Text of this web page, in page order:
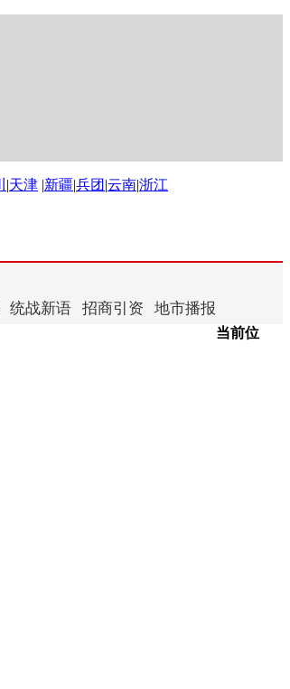
|天津 |新疆|兵团 |云南|浙江
统战新语 招商引资 地市播报
当前位